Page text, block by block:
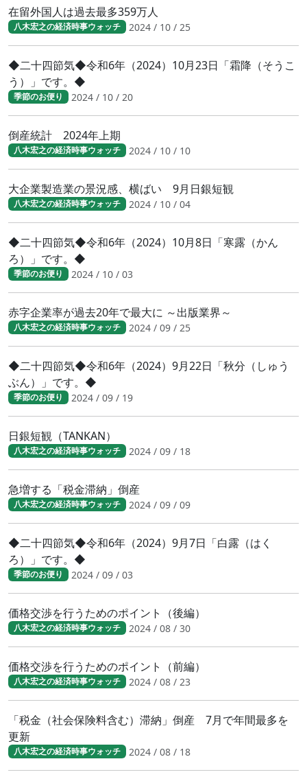
在留外国人は過去最多359万人
八木宏之の経済時事ウォッチ 2024 / 10 / 25
◆二十四節気◆令和6年（2024）10月23日「霜降（そうこ
う）」です。◆
季節のお便り 2024 / 10 / 20
倒産統計 2024年上期
八木宏之の経済時事ウォッチ 2024 / 10 / 10
大企業製造業の景況感、横ばい 9月日銀短観
八木宏之の経済時事ウォッチ 2024 / 10 / 04
◆二十四節気◆令和6年（2024）10月8日「寒露（かん
ろ）」です。◆
季節のお便り 2024 / 10 / 03
赤字企業率が過去20年で最大に ～出版業界～
八木宏之の経済時事ウォッチ 2024 / 09 / 25
◆二十四節気◆令和6年（2024）9月22日「秋分（しゅう
ぶん）」です。◆
季節のお便り 2024 / 09 / 19
日銀短観（TANKAN）
八木宏之の経済時事ウォッチ 2024 / 09 / 18
急増する「税金滞納」倒産
八木宏之の経済時事ウォッチ 2024 / 09 / 09
◆二十四節気◆令和6年（2024）9月7日「白露（はく
ろ）」です。◆
季節のお便り 2024 / 09 / 03
価格交渉を行うためのポイント（後編）
八木宏之の経済時事ウォッチ 2024 / 08 / 30
価格交渉を行うためのポイント（前編）
八木宏之の経済時事ウォッチ 2024 / 08 / 23
「税金（社会保険料含む）滞納」倒産 7月で年間最多を
更新
八木宏之の経済時事ウォッチ 2024 / 08 / 18